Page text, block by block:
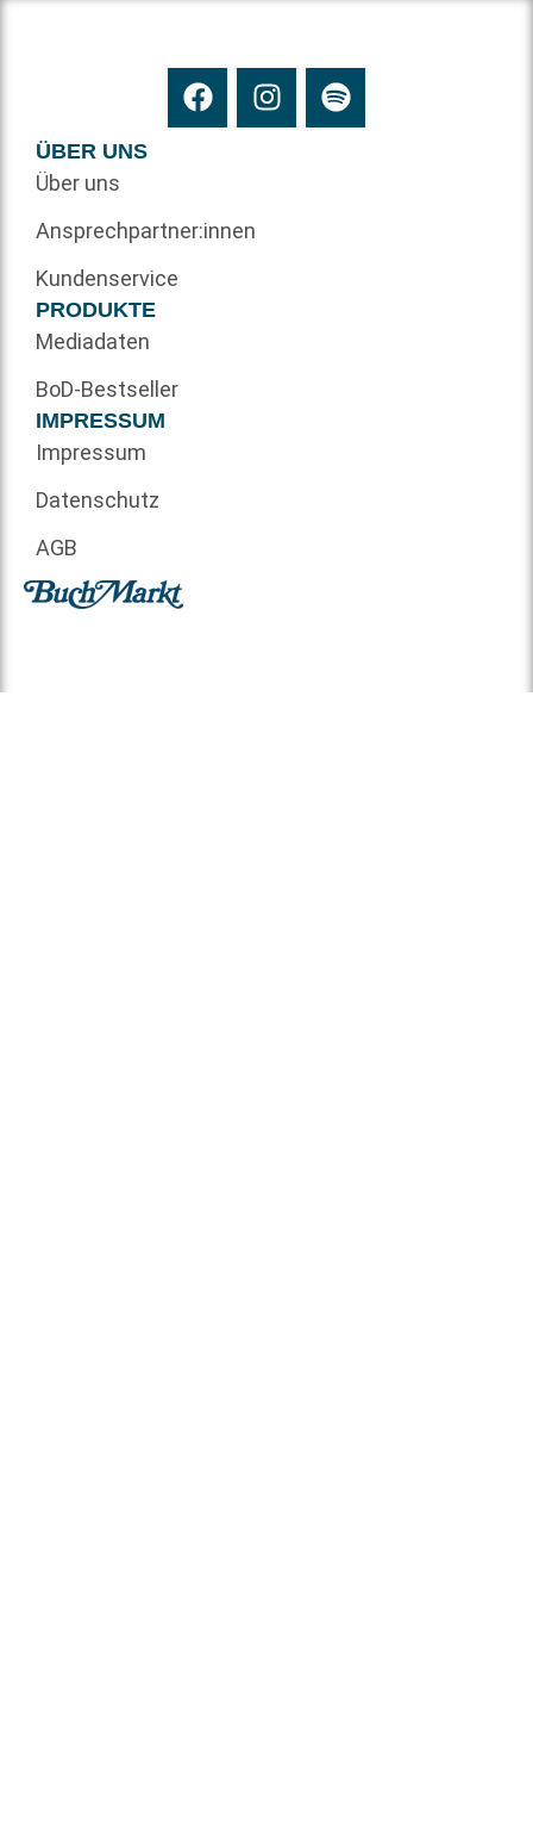
ÜBER UNS
Über uns
Ansprechpartner:innen
Kundenservice
PRODUKTE
Mediadaten
BoD-Bestseller
IMPRESSUM
Impressum
Datenschutz
AGB